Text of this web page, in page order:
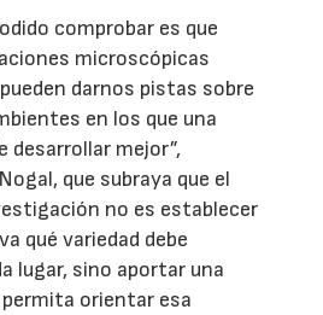
comprobar es que
microscópicas
darnos pistas sobre
en los que una
desarrollar mejor”,
que subraya que el
no es establecer
qué variedad debe
lugar, sino aportar una
orientar esa